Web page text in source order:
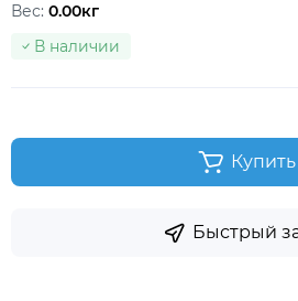
В наличии
Вес: 0.00кг
Купить
Быстрый